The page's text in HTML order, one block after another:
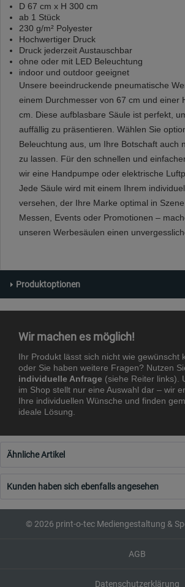
D 67 cm x H 300 cm
ab 1 Stück
230 g/m² Polyester
Hochwertiger Druck
Druck jederzeit Austauschbar
ohne oder mit LED Beleuchtung
indoor und outdoor geeignet
Unsere beeindruckende pneumatische
einem Durchmesser von 67 cm und einer
cm. Diese aufblasbare Säule ist perfekt,
auffällig zu präsentieren. Wählen Sie
Beleuchtung aus, um Ihre Botschaft auch
zu lassen. Für den schnellen und
wir eine Handpumpe oder elektrische
Jede Säule wird mit einem Ihrem
versehen, der Ihre Marke optimal in
Messen, Events oder Promotionen –
unseren Werbesäulen einen
Produktoptionen
Wir machen es möglich!
Ihr Produkt lässt sich nicht wie gewünscht
oder Sie haben weitere Fragen? Nutzen
individuelle Anfrage (siehe Reiter links).
im Shop stellt nur eine Auswahl dar – wir
Ihre individuellen Wünsche und finden
ideale Lösung.
Ähnliche Artikel
Kunden haben sich ebenfalls angesehen
© 2026 print-o-tec Mediengestaltung &
AGB
Datenschutzerklärung